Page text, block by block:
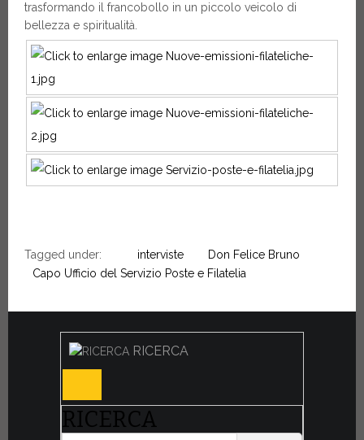
trasformando il francobollo in un piccolo veicolo di
bellezza e spiritualità.
Tagged under: interviste
Don Felice Bruno
Capo Ufficio del Servizio Poste e Filatelia
RICERCA
RICERCA